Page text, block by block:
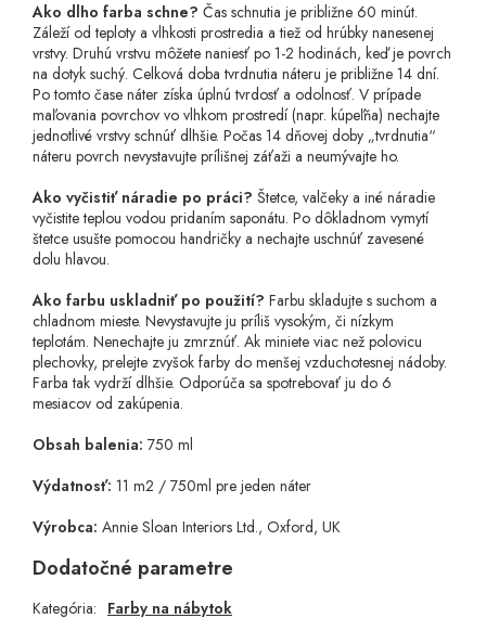
Ako dlho farba schne? Čas schnutia je približne 60 minút.
Záleží od teploty a vlhkosti prostredia a tiež od hrúbky nanesenej
vrstvy. Druhú vrstvu môžete naniesť po 1-2 hodinách, keď je povrch
na dotyk suchý. Celková doba tvrdnutia náteru je približne 14 dní.
Po tomto čase náter získa úplnú tvrdosť a odolnosť. V prípade
maľovania povrchov vo vlhkom prostredí (napr. kúpeľňa) nechajte
jednotlivé vrstvy schnúť dlhšie. Počas 14 dňovej doby „tvrdnutia“
náteru povrch nevystavujte prílišnej záťaži a neumývajte ho.
Ako vyčistiť náradie po práci? Štetce, valčeky a iné náradie
vyčistite teplou vodou pridaním saponátu. Po dôkladnom vymytí
štetce usušte pomocou handričky a nechajte uschnúť zavesené
dolu hlavou.
Ako farbu uskladniť po použití? Farbu skladujte s suchom a
chladnom mieste. Nevystavujte ju príliš vysokým, či nízkym
teplotám. Nenechajte ju zmrznúť. Ak miniete viac než polovicu
plechovky, prelejte zvyšok farby do menšej vzduchotesnej nádoby.
Farba tak vydrží dlhšie. Odporúča sa spotrebovať ju do 6
mesiacov od zakúpenia.
Obsah balenia: 750 ml
Výdatnosť: 11 m2 / 750ml pre jeden náter
Výrobca: Annie Sloan Interiors Ltd., Oxford, UK
Dodatočné parametre
Kategória: Farby na nábytok